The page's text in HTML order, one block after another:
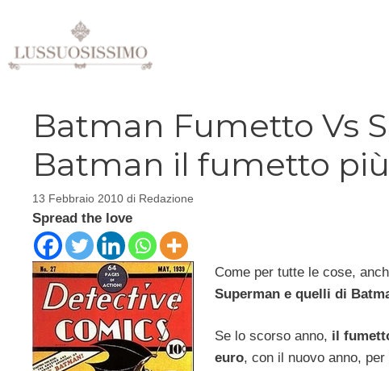
contenuto
Batman Fumetto Vs
Batman il fumetto
13 Febbraio 2010 di Redazione
Spread the love
Come per tutte le cose,
Superman e quelli di
Se lo scorso anno, il
euro, con il nuovo anno,